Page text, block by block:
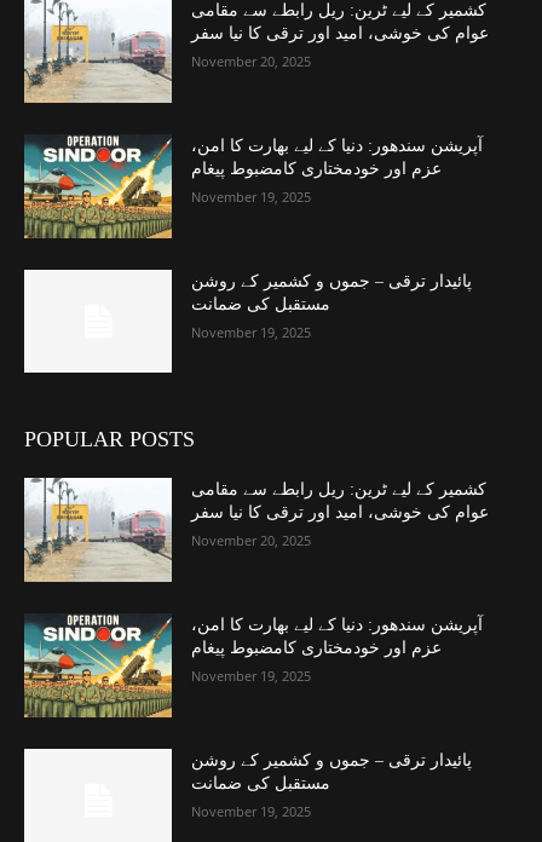
کشمیر کے لیے ٹرین: ریل رابطے سے مقامی
عوام کی خوشی، امید اور ترقی کا نیا سفر
November 20, 2025
آپریشن سندھور: دنیا کے لیے بھارت کا امن،
عزم اور خودمختاری کامضبوط پیغام
November 19, 2025
پائیدار ترقی – جموں و کشمیر کے روشن
مستقبل کی ضمانت
November 19, 2025
POPULAR POSTS
کشمیر کے لیے ٹرین: ریل رابطے سے مقامی
عوام کی خوشی، امید اور ترقی کا نیا سفر
November 20, 2025
آپریشن سندھور: دنیا کے لیے بھارت کا امن،
عزم اور خودمختاری کامضبوط پیغام
November 19, 2025
پائیدار ترقی – جموں و کشمیر کے روشن
مستقبل کی ضمانت
November 19, 2025